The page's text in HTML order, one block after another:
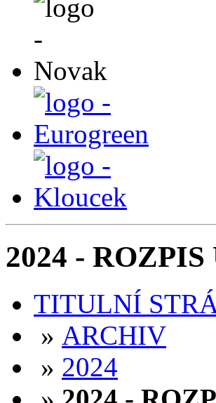
2024 -
TITULNÍ
» ARCHIV
» 2024